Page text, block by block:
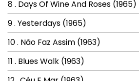
8 . Days Of Wine And Roses (1965)
9 . Yesterdays (1965)
10 . Não Faz Assim (1963)
11 . Blues Walk (1963)